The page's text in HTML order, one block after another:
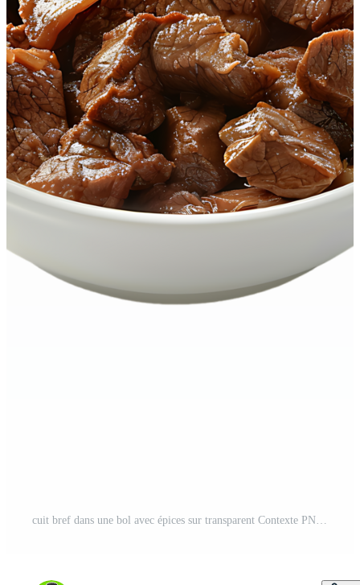
cuit bref dans une bol avec épices sur transparent Contexte PNG Gratuit